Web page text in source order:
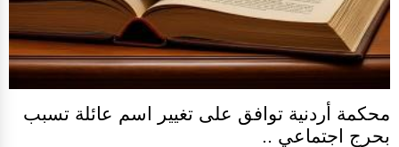
محكمة أردنية توافق على تغيير اسم عائلة تسبب
بحرج اجتماعي ..